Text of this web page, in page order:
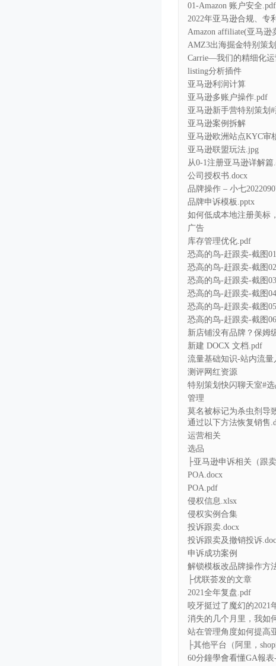
01-Amazon 账户安全.pdf
2022年亚马逊合规、专
Amazon affiliate(亚马
AMZ3出海掘金特别策
Carrie—我们的精细化
listing分析插件
亚马逊利润计算
亚马逊多账户操作.pdf
亚马逊新手营特别策划
亚马逊案例拆解
亚马逊欧洲站点KYC审
亚马逊联盟玩法.jpg
从0-1注册亚马逊详解篇
公司授权书.docx
品牌操作 – 小七
品牌申诉模板.pptx
如何低成本地注册美标
广告
库存管理优化.pdf
恐高的鸟-赶跟卖-截图
恐高的鸟-赶跟卖-截图
恐高的鸟-赶跟卖-截图
恐高的鸟-赶跟卖-截图
恐高的鸟-赶跟卖-截图
恐高的鸟-赶跟卖-截图
新店铺没有品牌？保姆
新建 DOCX 文档.pdf
流量基础知识-站内流量
测评网红资源
特别策划快闪聊天室#选
管理
莫名被标记为杀虫剂导
通过以下方法恢复销售
运营相关
选品
├亚马逊申诉相关（跟卖
POA.docx
POA.pdf
侵权信息.xlsx
侵权实例合集
投诉跟卖.docx
投诉跟卖及撤销投诉
申诉成功案例
解锁模板改品牌操作方
├优联荟发的文章
2021全年复盘.pdf
咬牙挺过了魔幻的2021
消失的几个月里，我如
站在管理角度如何提高
├其他平台（阿里，
60分鐘學會看懂GA報